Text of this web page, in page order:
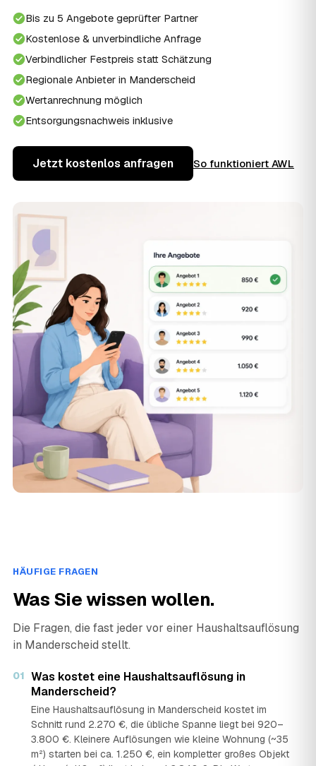
Bis zu 5 Angebote geprüfter Partner
Kostenlose & unverbindliche Anfrage
Verbindlicher Festpreis statt Schätzung
Regionale Anbieter in Manderscheid
Wertanrechnung möglich
Entsorgungsnachweis inklusive
Jetzt kostenlos anfragen So funktioniert AWL
HÄUFIGE FRAGEN
Was Sie wissen wollen.
Die Fragen, die fast jeder vor einer Haushaltsauflösung
in Manderscheid stellt.
01 Was kostet eine Haushaltsauflösung in
Manderscheid?
Eine Haushaltsauflösung in Manderscheid kostet im
Schnitt rund 2.270 €, die übliche Spanne liegt bei 920–
3.800 €. Kleinere Auflösungen wie kleine Wohnung (~35
m²) starten bei ca. 1.250 €, ein kompletter großes Objekt